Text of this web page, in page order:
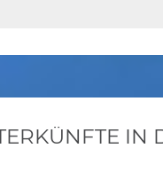
IN